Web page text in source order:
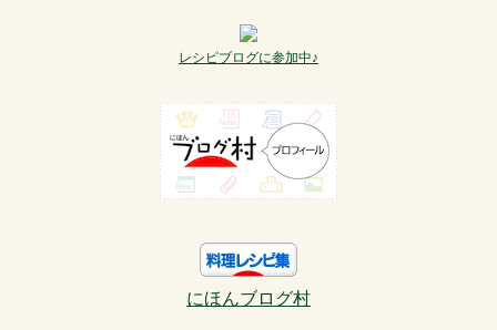
レシピブログに参加中♪
にほんブログ村